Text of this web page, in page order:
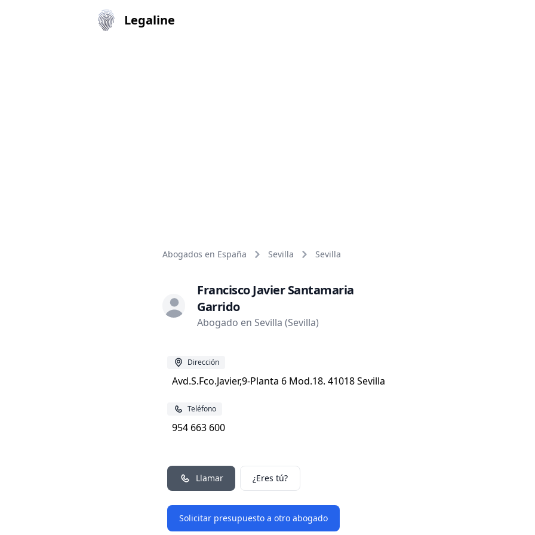
Legaline
Abogados en España Sevilla Sevilla
Francisco Javier Santamaria
Garrido
Abogado en Sevilla (Sevilla)
Dirección
Avd.S.Fco.Javier,9-Planta 6 Mod.18. 41018 Sevilla
Teléfono
954 663 600
Llamar ¿Eres tú?
Solicitar presupuesto a otro abogado